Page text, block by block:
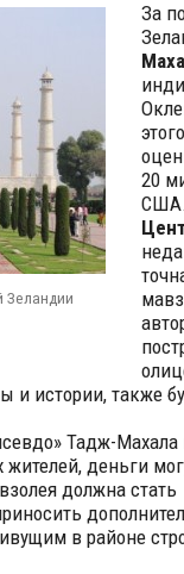
Зеландии
За
20
и истории, также
Тадж-
деньги
должна стать
в районе